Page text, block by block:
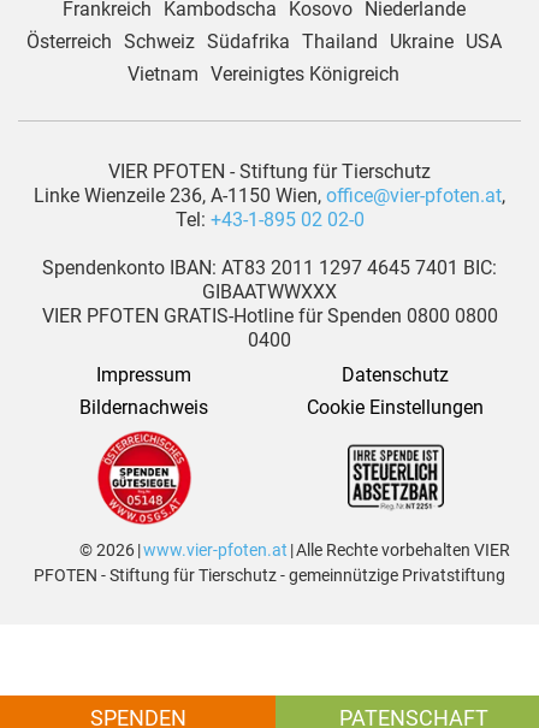
Frankreich
Kambodscha Kosovo
Niederlande
Österreich Schweiz Südafrika Thailand Ukraine
USA
Vietnam Vereinigtes Königreich
VIER PFOTEN - Stiftung für Tierschutz
Linke Wienzeile 236, A-1150 Wien, office@vier-pfoten.at,
Tel: +43-1-895 02 02-0
Spendenkonto IBAN: AT83 2011 1297 4645 7401 BIC:
GIBAATWWXXX
VIER PFOTEN GRATIS-Hotline für Spenden 0800 0800
0400
Impressum
Datenschutz
Bildernachweis
Cookie Einstellungen
© 2026 |www.vier-pfoten.at | Alle Rechte vorbehalten VIER
PFOTEN - Stiftung für Tierschutz - gemeinnützige Privatstiftung
SPENDEN PATENSCHAFT